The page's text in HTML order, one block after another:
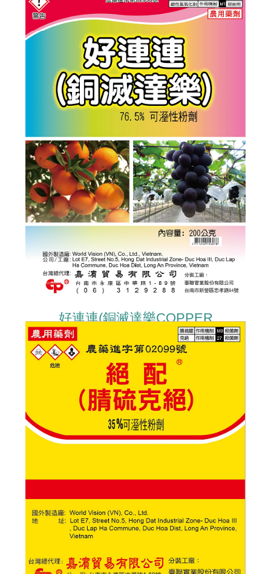
好連連(銅滅達樂COPPER
OXYCHLORIDE+METALAXYL)